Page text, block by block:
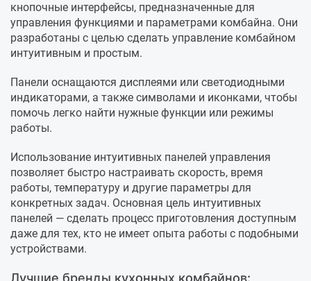
кнопочные интерфейсы, предназначенные для
управления функциями и параметрами комбайна. Они
разработаны с целью сделать управление комбайном
интуитивным и простым.
Панели оснащаются дисплеями или светодиодными
индикаторами, а также символами и иконками, чтобы
помочь легко найти нужные функции или режимы
работы.
Использование интуитивных панелей управления
позволяет быстро настраивать скорость, время
работы, температуру и другие параметры для
конкретных задач. Основная цель интуитивных
панелей — сделать процесс приготовления доступным
даже для тех, кто не имеет опыта работы с подобными
устройствами.